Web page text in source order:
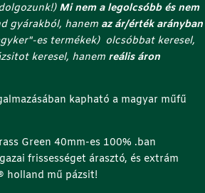
Minem a legolcsóbb és nem
gyárakból, hanem az ár/érték arányban
es termékek) olcsóbbat keresel,
keresel, hanem reális áron
kapható a magyar műfű
Green 40mm-es 100% .ban
frissességet árasztó, és extrám
holland mű pázsit!